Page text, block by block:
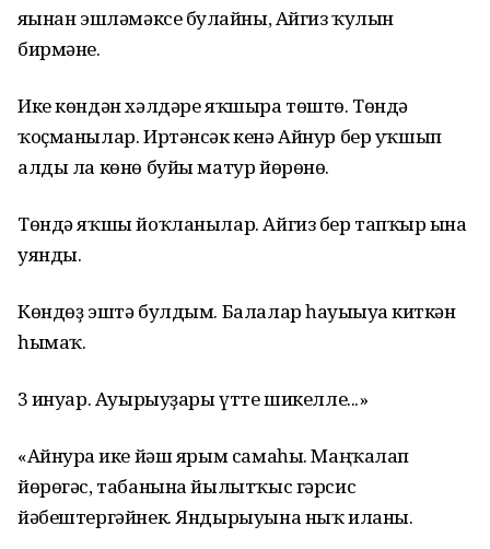
яғынан эшләмәксе булғайны, Айгиз ҡулын
бирмәне.
Ике көндән хәлдәре яҡшыра төштө. Төндә
ҡоҫманылар. Иртәнсәк кенә Айнур бер уҡшып
алды ла көнө буйы матур йөрөнө.
Төндә яҡшы йоҡланылар. Айгиз бер тапҡыр ғына
уянды.
Көндөҙ эштә булдым. Балалар һауығыуға киткән
һымаҡ.
3 ғинуар. Ауырыуҙары үтте шикелле...»
«Айнурға ике йәш ярым самаһы. Маңҡалап
йөрөгәс, табанына йылытҡыс гәрсис
йәбештергәйнек. Яндырыуына ныҡ иланы.